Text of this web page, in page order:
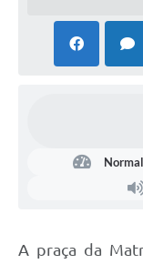
A praça da